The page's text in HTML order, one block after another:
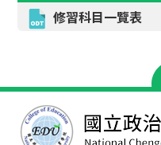
修習科目一覽表